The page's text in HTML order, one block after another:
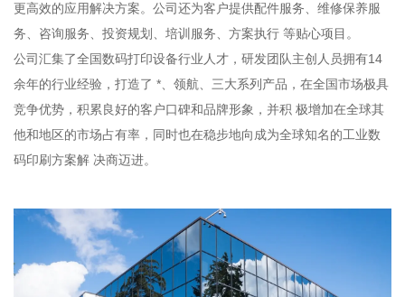
更高效的应用解决方案。公司还为客户提供配件服务、维修保养服
务、咨询服务、投资规划、培训服务、方案执行 等贴心项目。
公司汇集了全国数码打印设备行业人才，研发团队主创人员拥有14
余年的行业经验，打造了 *、领航、三大系列产品，在全国市场极具
竞争优势，积累良好的客户口碑和品牌形象，并积 极增加在全球其
他和地区的市场占有率，同时也在稳步地向成为全球知名的工业数
码印刷方案解 决商迈进。